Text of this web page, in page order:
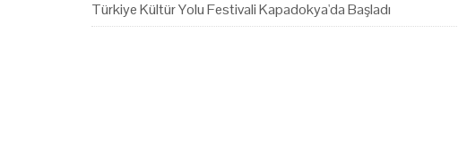
Türkiye Kültür Yolu Festivali Kapadokya'da Başladı